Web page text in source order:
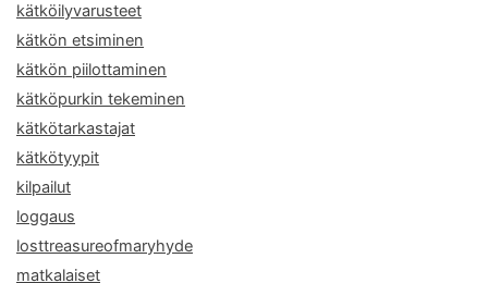
kätköilyvarusteet
kätkön etsiminen
kätkön piilottaminen
kätköpurkin tekeminen
kätkötarkastajat
kätkötyypit
kilpailut
loggaus
losttreasureofmaryhyde
matkalaiset